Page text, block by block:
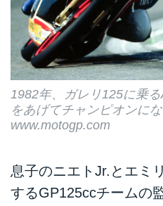
1982年、ガレリ125に乗
をあげてチャンピオンにな
www.motogp.com
息子のニエトJr.とエミ
するGP125ccチームの